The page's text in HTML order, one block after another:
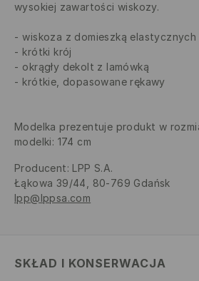
wysokiej zawartości wiskozy.
wiskoza z domieszką elastycznych
krótki krój
okrągły dekolt z lamówką
krótkie, dopasowane rękawy
Modelka prezentuje produkt w
modelki: 174 cm
Producent: LPP S.A.
Łąkowa 39/44, 80-769 Gdańsk
lpp@lppsa.com
SKŁAD I KONSERWACJA